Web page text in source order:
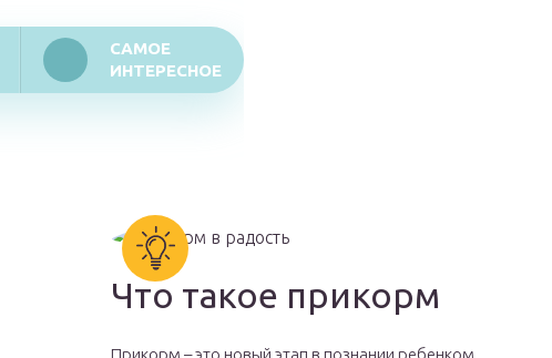
САМОЕ
ИНТЕРЕСНОЕ
Что такое прикорм
Прикорм – это новый этап в познании ребенком